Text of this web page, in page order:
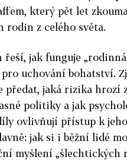
který pět let
rodin z celého světa.
jak funguje „rodinná
uchování bohatství.
předat, jaká rizika hrozí
politiky a jak
ovlivňují přístup k jeho
jak si i běžní lidé
myšlení „šlechtických